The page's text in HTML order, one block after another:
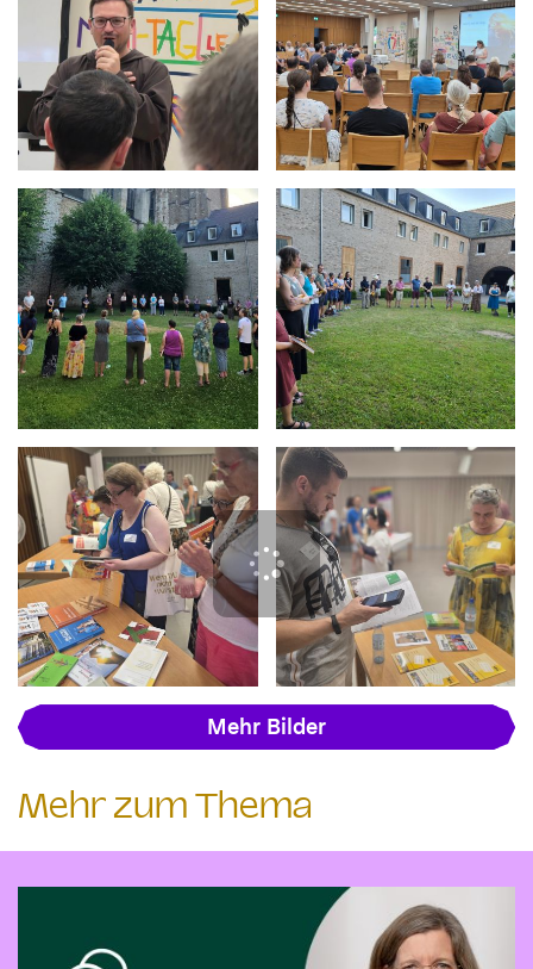
Mehr Bilder
Mehr zum Thema